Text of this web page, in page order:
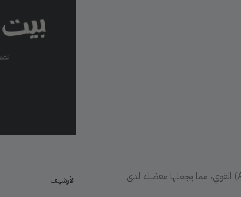
تشتهر سايت جراوند بأدائها الاستثنائي وأدوات المطورين المتقدمة ونظام أمانها الذاتي (AI) القوي، مما يجعلها مفضلة لدى
الأرشيف